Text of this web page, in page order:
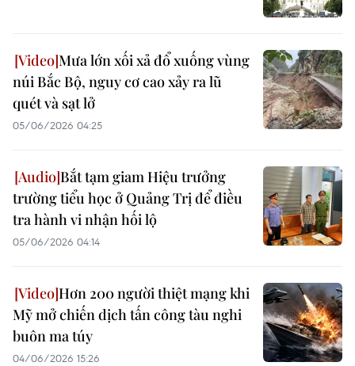
Mưa lớn xối xả đổ xuống vùng
núi Bắc Bộ, nguy cơ cao xảy ra lũ
quét và sạt lở
05/06/2026 04:25
Bắt tạm giam Hiệu trưởng
trường tiểu học ở Quảng Trị để điều
tra hành vi nhận hối lộ
05/06/2026 04:14
Hơn 200 người thiệt mạng khi
Mỹ mở chiến dịch tấn công tàu nghi
buôn ma túy
04/06/2026 15:26